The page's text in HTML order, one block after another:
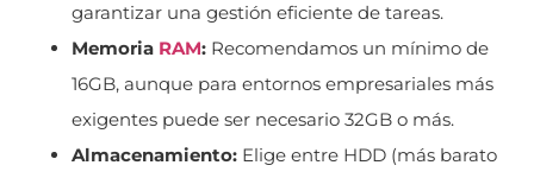
garantizar una gestión eficiente de tareas.
Memoria RAM: Recomendamos un mínimo de
16GB, aunque para entornos empresariales más
exigentes puede ser necesario 32GB o más.
Almacenamiento: Elige entre HDD (más barato